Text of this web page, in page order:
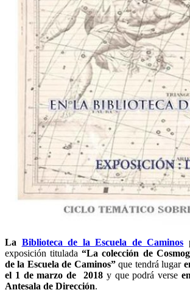
La Biblioteca de la Escuela de Caminos
exposición titulada“La colección de
de la Escuela de Caminos”que tendrá lugar
el 1 de marzo de 2018 y que podrá verse
Antesala de Dirección.